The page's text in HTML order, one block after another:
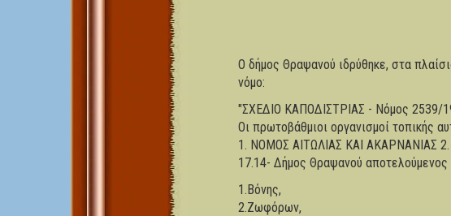
Ο δήμος Θραψανού ιδρύθηκε, στα
νόμο:
"ΣΧΕΔΙΟ ΚΑΠΟΔΙΣΤΡΙΑΣ - Νόμος 2539/
Οι πρωτοβάθμιοι οργανισμοί τοπικής
1. ΝΟΜΟΣ ΑΙΤΩΛΙΑΣ ΚΑΙ ΑΚΑΡΝΑΝΙΑΣ
17.14- Δήμος Θραψανού αποτελούμενος
1.Βόνης,
2.Ζωφόρων,